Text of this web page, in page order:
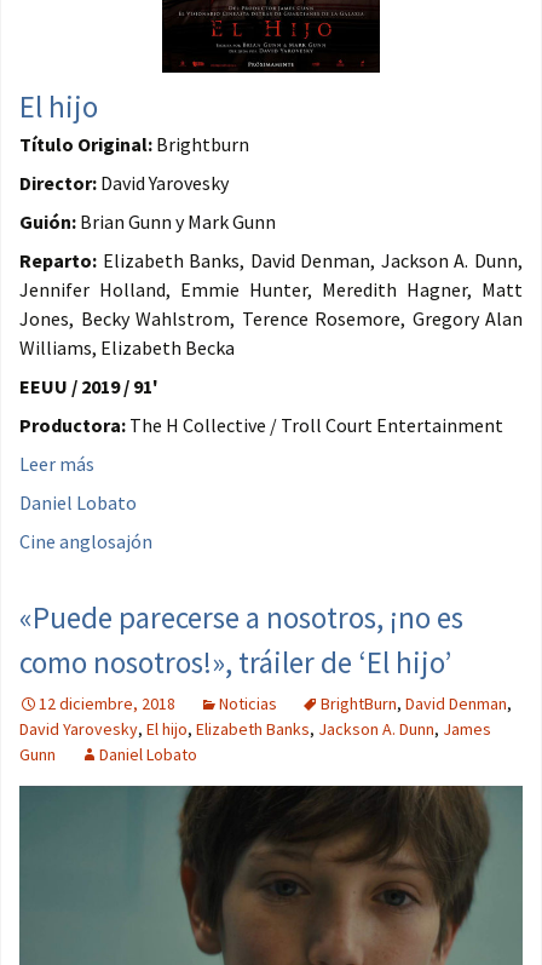
El hijo
Título Original: Brightburn
Director: David Yarovesky
Guión: Brian Gunn y Mark Gunn
Reparto: Elizabeth Banks, David Denman, Jackson A. Dunn,
Jennifer Holland, Emmie Hunter, Meredith Hagner, Matt
Jones, Becky Wahlstrom, Terence Rosemore, Gregory Alan
Williams, Elizabeth Becka
EEUU / 2019 / 91'
Productora: The H Collective / Troll Court Entertainment
Leer más
Daniel Lobato
Cine anglosajón
«Puede parecerse a nosotros, ¡no es
como nosotros!», tráiler de ‘El hijo’
12 diciembre, 2018 Noticias BrightBurn, David Denman,
David Yarovesky, El hijo, Elizabeth Banks, Jackson A. Dunn, James
Gunn
Daniel Lobato